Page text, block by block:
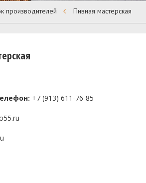
производителей Пивная мастерская
+7 (913) 611-76-85